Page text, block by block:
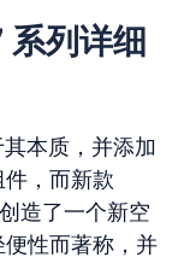
列详细
本质，并添加
，而新款
造了一个新空
性而著称，并